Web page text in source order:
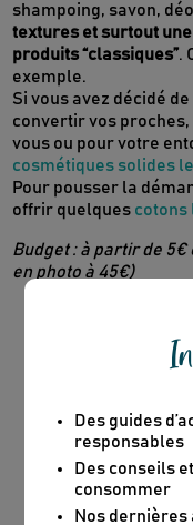
Des conseils
shampoing, savon,
textures et surtout
produits “classiques”.
exemple.
Si vous avez décidé
convertir vos
vous ou pour votre
cosmétiques solides
Pour pousser la
offrir quelques cotons
Budget : à partir de 5€
en photo à 45€)